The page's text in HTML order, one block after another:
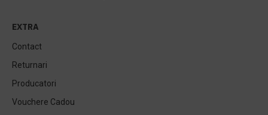
EXTRA
Contact
Returnari
Producatori
Vouchere Cadou